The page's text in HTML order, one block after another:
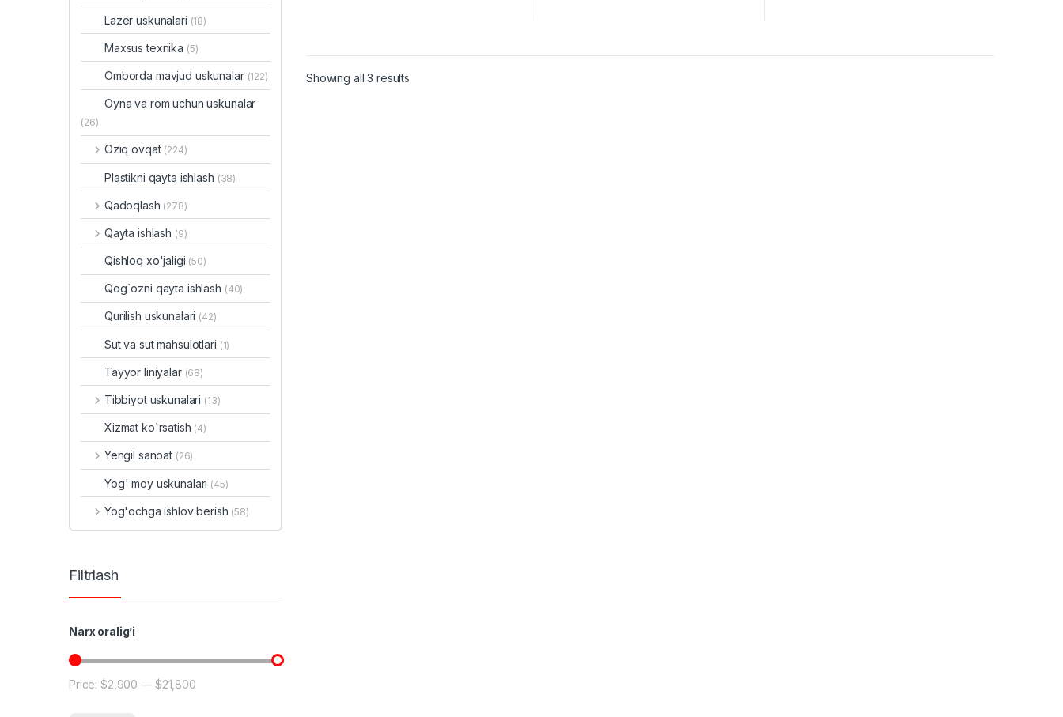
Showing all 3 results
Lazer uskunalari (18)
Maxsus texnika (5)
Omborda mavjud uskunalar (122)
Oyna va rom uchun uskunalar
(26)
Oziq ovqat (224)
Plastikni qayta ishlash (38)
Qadoqlash (278)
Qayta ishlash (9)
Qishloq xo'jaligi (50)
Qog`ozni qayta ishlash (40)
Qurilish uskunalari (42)
Sut va sut mahsulotlari (1)
Tayyor liniyalar (68)
Tibbiyot uskunalari (13)
Xizmat ko`rsatish (4)
Yengil sanoat (26)
Yog' moy uskunalari (45)
Yog'ochga ishlov berish (58)
Filtrlash
Narx oralig’i
Min price
Max price
Price:$2,900 — $21,800